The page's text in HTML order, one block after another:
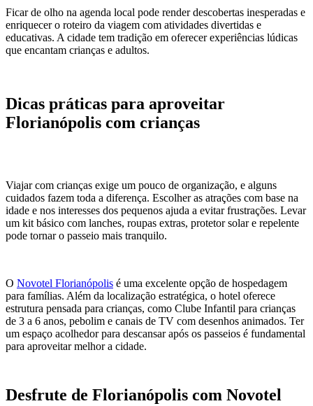
Ficar de olho na agenda local pode render descobertas inesperadas e
enriquecer o roteiro da viagem com atividades divertidas e
educativas. A cidade tem tradição em oferecer experiências lúdicas
que encantam crianças e adultos.
Dicas práticas para aproveitar
Florianópolis com crianças
Viajar com crianças exige um pouco de organização, e alguns
cuidados fazem toda a diferença. Escolher as atrações com base na
idade e nos interesses dos pequenos ajuda a evitar frustrações. Levar
um kit básico com lanches, roupas extras, protetor solar e repelente
pode tornar o passeio mais tranquilo.
O Novotel Florianópolis é uma excelente opção de hospedagem
para famílias. Além da localização estratégica, o hotel oferece
estrutura pensada para crianças, como Clube Infantil para crianças
de 3 a 6 anos, pebolim e canais de TV com desenhos animados. Ter
um espaço acolhedor para descansar após os passeios é fundamental
para aproveitar melhor a cidade.
Desfrute de Florianópolis com Novotel